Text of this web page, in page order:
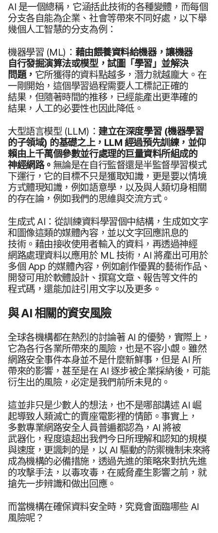
AI 是​一​個​總稱，​它​涵括​此​技術​的​各​種​變體，​而​每​個​
分支​各​自能​為​企業、​社會​等​帶來​不​同​好處，​以下​舉​
幾​個​人​工​智慧​的​分支​為​例：
機器​學習 (ML)： 藉​由​餵養​資料​給​機器，​讓​機器​
自行​發掘​演算法​或​模型，​試圖​「學習」​並​解決​
問題， 它​所​獲得​的​資料​點越多，​潛力​就​越​龐大。​在​
一剛​開始，​這​個​學習​過程​需要​人​工標記​正確​的​
結果，​但​隨著​時間​的​推移，​已經​能​產出​更​準確​的​
結果，​人工​的​必要​性​也​因此​降低。
大型​語言模型 (LLM)： 建立​在​深度​學習 (機器​學習​
的​子​領域) 的​基礎​之​上， LLM 經過​預先​訓練，​並​仰​
賴​由​上千萬​個​參數​並​行​處理​的​巨量​資料​所​組成​的​
神經​網路。 無論​是​在​自行​監督​還是​半監督​學習​模式​
下​運行，​它​的​目標​不​只是​獲取​知識，​更​是​要​以​情境​
方式​體​現​知識，​例如​語意學，​以及​與​人類切身​相關​
的​存在論，​例如​我們​的​思維​與​交流​方式。
生​成式AI ：​從訓練​資料​學習​個​中​結構，​生成​如​文字​
和​圖像​這​類​的​媒體​內容，​並​以​文字​回​應​訊息​的​
技術。​藉由​接收​使用​者​輸入​的​資料，​再​透過​神經​
網路​處理​資料​以​應用​於ML技術， AI將​產出​可​用於​
多​個 App 的​媒體​內容，​例如​創作​優異​的​藝術​作品、​
開發​可​用於​軟體​設計、​撰寫​文章、​報告​等​文件​的​
程式​碼，​還​能​加註​引用​文字​以及​更多。
與AI相關​的​資安​風險
全球​各​機構​都​在​熱烈​的​討論​著AI 的​優勢，​實際​上，​
它為​各行​各業​所​帶來​的​風險，​也​是​不容​小覷。​雖然​
網路​安全​事件​本身​並​不​是​什麼​新​鮮事，​但是AI 所​
帶來​的​影響，​甚至​是​在AI 逐步​被​企業​採納​後，​可能​
衍生出​的​風險，​必定​是​我們​前所​未見​的。
這​並​非​只是​少數​人​的​想法，​也​不​是​哪部​講述AI 崛​
起導致​人​類​滅亡​的​賣座​電影​裡​的​情節。​事實​上，​
多數​專業​網路​安全​人員​普遍​都​認為， AI將​被​
武器化，​程度​遠​超出​我們​今日​所理解​和​認知​的​規模​
與​速度，​更​諷刺​的​是，​以 AI 驅動​的​防禦​機制​未來​將​
成為​機構​的​必備​措施，​透過​先進​的​策略來​對​抗​先進​
的​攻擊​手法，​以​毒​攻毒，​在​威脅​產生​影響​之​前，​就​
搶先​一步​辨識​和​做出​回應。
而​當機構​在​確保​資料​安全​時，​究竟​會​面臨​哪些 AI
風險​呢？